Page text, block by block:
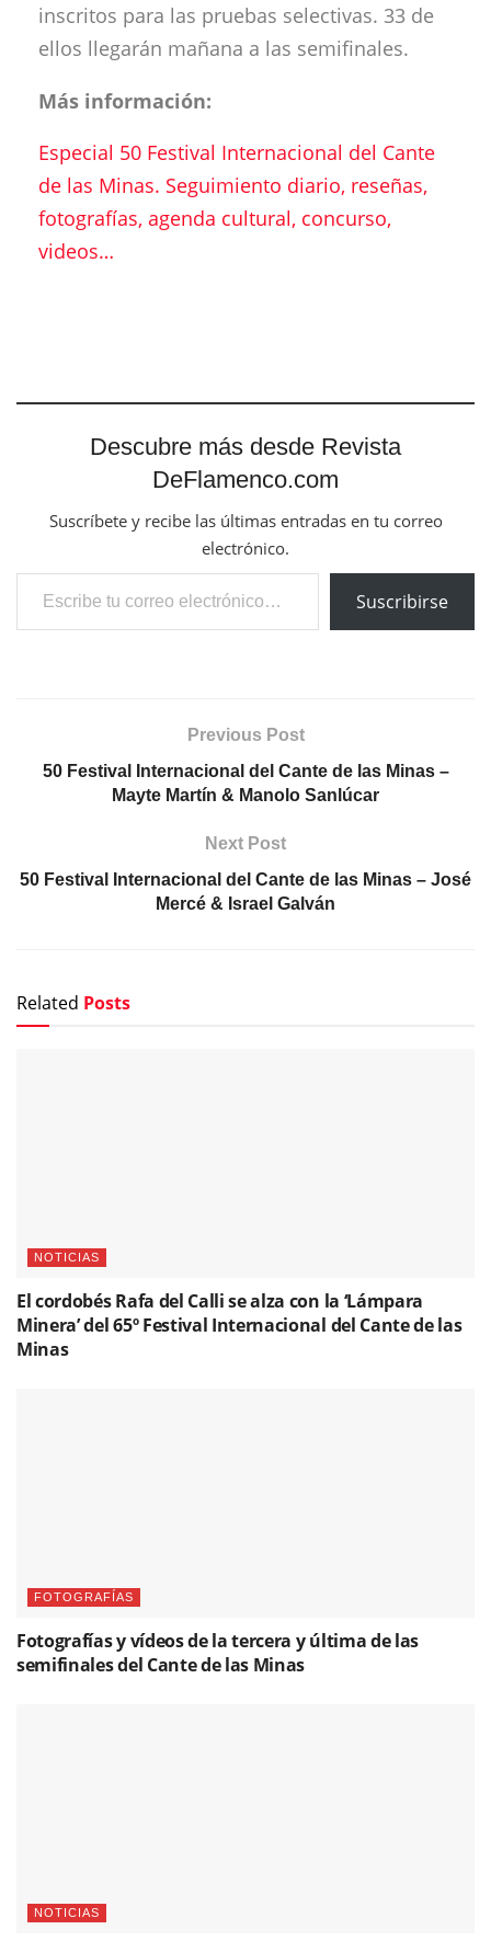
inscritos para las pruebas selectivas. 33 de
ellos llegarán mañana a las semifinales.
Más información:
Especial 50 Festival Internacional del Cante
de las Minas. Seguimiento diario, reseñas,
fotografías, agenda cultural, concurso,
videos…
Descubre más desde Revista
DeFlamenco.com
Suscríbete y recibe las últimas entradas en tu correo
electrónico.
Escribe tu correo electrónico…
Suscribirse
Previous Post
50 Festival Internacional del Cante de las Minas –
Mayte Martín & Manolo Sanlúcar
Next Post
50 Festival Internacional del Cante de las Minas – José
Mercé & Israel Galván
Related Posts
NOTICIAS
El cordobés Rafa del Calli se alza con la ‘Lámpara
Minera’ del 65º Festival Internacional del Cante de las
Minas
FOTOGRAFÍAS
Fotografías y vídeos de la tercera y última de las
semifinales del Cante de las Minas
NOTICIAS